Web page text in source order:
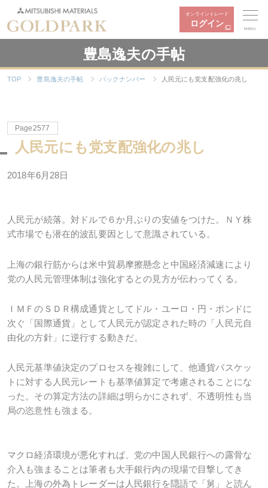
オンライントレード
ログイン
MENU
豊島逸夫の手帖
TOP 豊島逸夫の手帖 バックナンバー 人民元にも党支配強化の兆し
Page2577
人民元にも党支配強化の兆し
2018年6月28日
人民元が続落。対ドルで６か月ぶりの安値をつけた。ＮＹ株
式市場でも潜在的波乱要因として意識されている。
上海の銀行筋からは米中貿易摩擦懸念と中国経済減速により
党の人民元管理体制は強化するとの見方が伝わってくる。
ＩＭＦのＳＤＲ構成通貨としてドル・ユーロ・円・ポンドに
次ぐ「国際通貨」として人民元が認定された時の「人民元自
由化の方針」に逆行する動きだ。
人民元基準値決定のプロセスを複雑にして、他通貨バスケッ
トに対する人民元レートも基準値算定で考慮されることにな
った。その算定方法の詳細は明らかにされず、不透明性も当
局の恣意性も強まる。
マクロ経済環境が悪化すれば、党の中国人民銀行への露骨な
介入も強まることは筆者も大手銀行内の現場で目撃してき
た。上海の外為トレーダーは人民銀行を隠語で「舅」と読ん